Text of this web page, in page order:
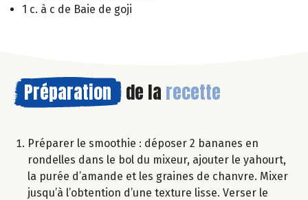
1 c. à c de Baie de goji
Préparation de la recette
Préparer le smoothie : déposer 2 bananes en
rondelles dans le bol du mixeur, ajouter le yahourt,
la purée d’amande et les graines de chanvre. Mixer
jusqu’à l’obtention d’une texture lisse. Verser le